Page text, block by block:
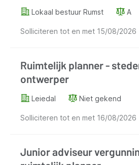
Lokaal bestuur Rumst A
Solliciteren tot en met 15/08/2026
Ruimtelijk planner -
ontwerper
Leiedal Niet gekend
Solliciteren tot en met 16/08/2026
Junior adviseur